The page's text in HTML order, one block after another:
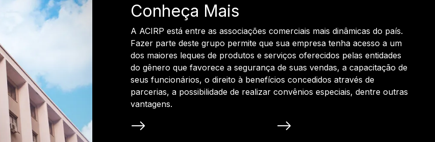
Conheça Mais
A ACIRP está entre as associações comerciais mais dinâmicas do país.
Fazer parte deste grupo permite que sua empresa tenha acesso a um
dos maiores leques de produtos e serviços oferecidos pelas entidades
do gênero que favorece a segurança de suas vendas, a capacitação de
seus funcionários, o direito à benefícios concedidos através de
parcerias, a possibilidade de realizar convênios especiais, dentre outras
vantagens.